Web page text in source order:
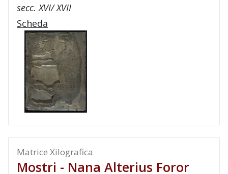
secc. XVI/ XVII
Scheda
Matrice Xilografica
Mostri - Nana Alterius Foror